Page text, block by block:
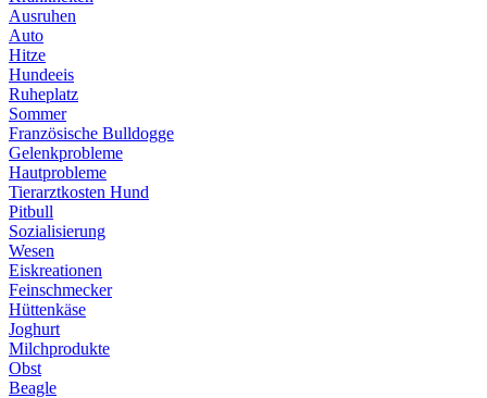
Ausruhen
Auto
Hitze
Hundeeis
Ruheplatz
Sommer
Französische Bulldogge
Gelenkprobleme
Hautprobleme
Tierarztkosten Hund
Pitbull
Sozialisierung
Wesen
Eiskreationen
Feinschmecker
Hüttenkäse
Joghurt
Milchprodukte
Obst
Beagle